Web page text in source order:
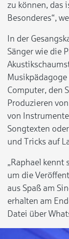
zu können, das
Besonderes“,
In der
Sänger wie die
Computer, den
Produzieren
von
Songtexten
und Tricks auf
„Raphael kennt
um die
aus Spaß am
erhalten am
Datei über